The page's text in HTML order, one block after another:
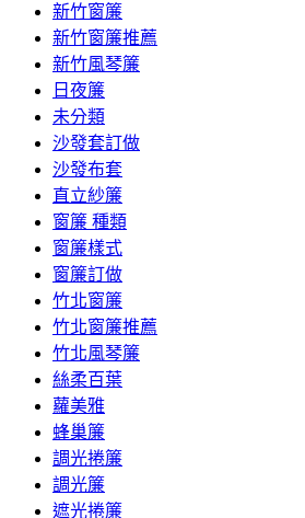
新竹窗簾
新竹窗簾推薦
新竹風琴簾
日夜簾
未分類
沙發套訂做
沙發布套
直立紗簾
窗簾 種類
窗簾樣式
窗簾訂做
竹北窗簾
竹北窗簾推薦
竹北風琴簾
絲柔百葉
蘿美雅
蜂巢簾
調光捲簾
調光簾
遮光捲簾